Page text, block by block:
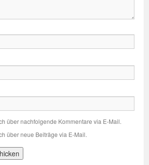
über nachfolgende Kommentare via E-Mail.
über neue Beiträge via E-Mail.